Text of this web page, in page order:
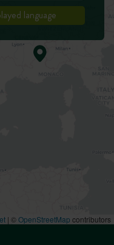
| ©OpenStreetMap contributors
language